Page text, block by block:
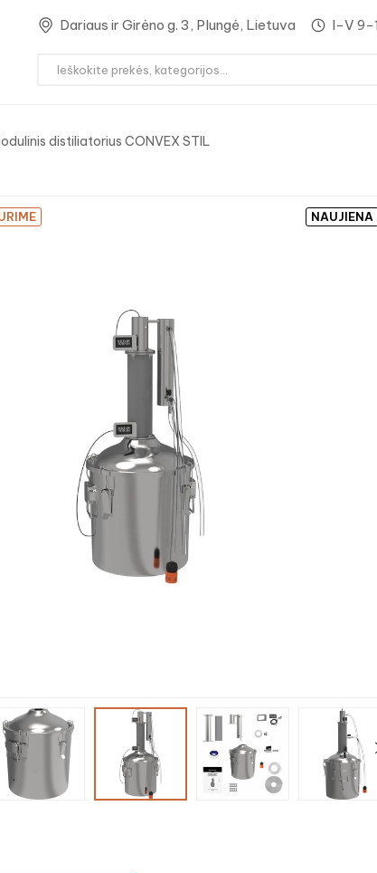
Dariaus ir Girėno g. 3, Plungė, Lietuva I-V 9-
distiliatorius CONVEX STIL
NAUJIENA